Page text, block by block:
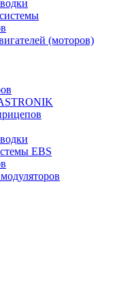
(моторов)
EBS